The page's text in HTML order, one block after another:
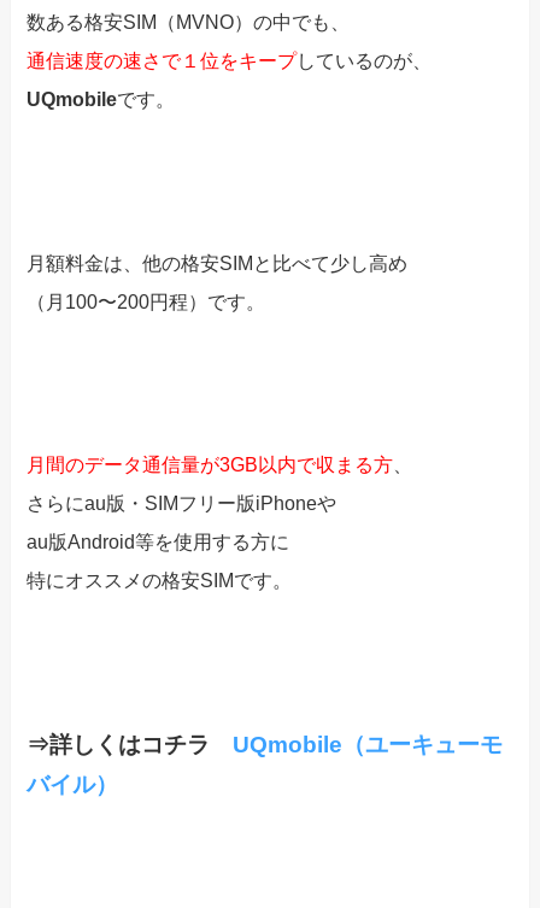
数ある格安SIM（MVNO）の中でも、
通信速度の速さで１位をキープしているのが、
UQmobileです。
月額料金は、他の格安SIMと比べて少し高め
（月100〜200円程）です。
月間のデータ通信量が3GB以内で収まる方、
さらにau版・SIMフリー版iPhoneや
au版Android等を使用する方に
特にオススメの格安SIMです。
⇒詳しくはコチラ UQmobile（ユーキューモ
バイル）